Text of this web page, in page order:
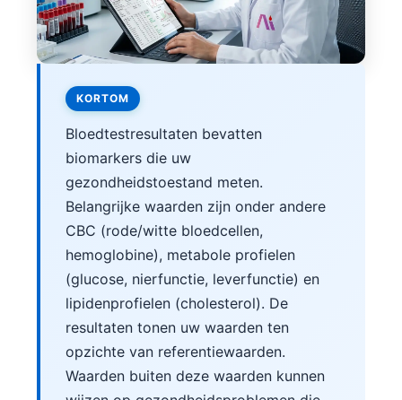
KORTOM
Bloedtestresultaten bevatten
biomarkers die uw
gezondheidstoestand meten.
Belangrijke waarden zijn onder andere
CBC (rode/witte bloedcellen,
hemoglobine), metabole profielen
(glucose, nierfunctie, leverfunctie) en
lipidenprofielen (cholesterol). De
resultaten tonen uw waarden ten
opzichte van referentiewaarden.
Waarden buiten deze waarden kunnen